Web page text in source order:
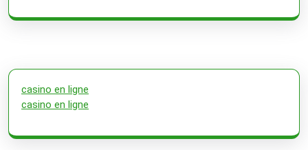
casino en ligne
casino en ligne